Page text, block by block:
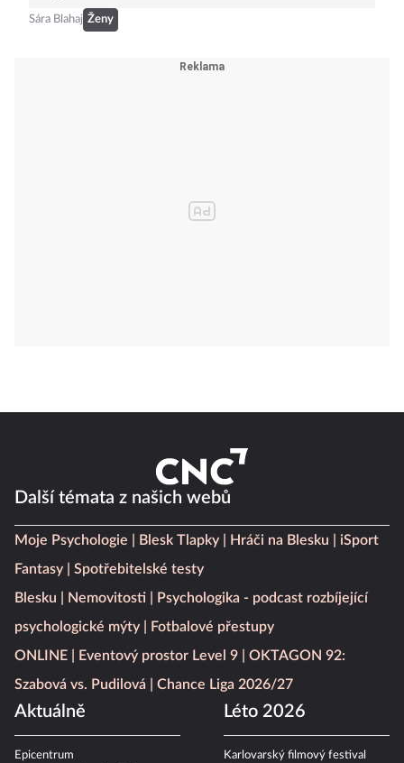
Sára Blahaj Ženy
Další témata z našich webů
Moje Psychologie Blesk Tlapky Hráči na Blesku
iSport
Fantasy
Spotřebitelské testy
Blesku
Nemovitosti
Psychologika - podcast rozbíjející
psychologické mýty
Fotbalové přestupy
ONLINE
Eventový prostor Level 9
OKTAGON 92:
Szabová vs. Pudilová
Chance Liga 2026/27
Aktuálně
Epicentrum
Léto 2026
Karlovarský filmový festival